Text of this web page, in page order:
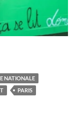
la financiarisation
NATIONALE
PARIS